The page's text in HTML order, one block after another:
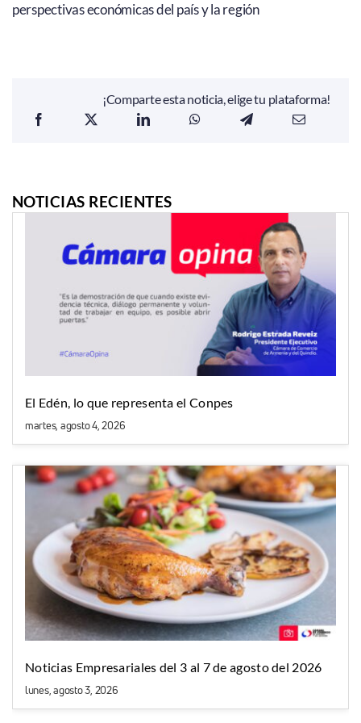
perspectivas económicas del país y la región
¡Comparte esta noticia, elige tu plataforma!
NOTICIAS RECIENTES
El Edén, lo que representa el Conpes
martes, agosto 4, 2026
Noticias Empresariales del 3 al 7 de agosto del 2026
lunes, agosto 3, 2026